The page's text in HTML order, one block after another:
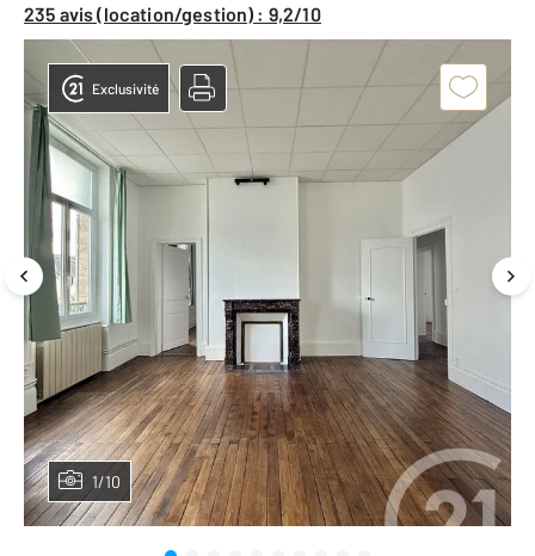
235 avis (location/gestion) : 9,2/10
1/10
Exclusivité